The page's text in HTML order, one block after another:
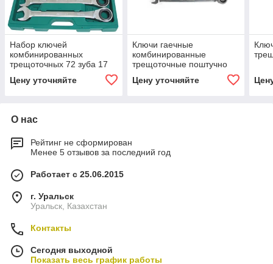
Набор ключей
комбинированных
трещоточных 72 зуба 17
Цену уточняйте
Ключи гаечные
комбинированные
трещоточные поштучно
PROFESSIONAL КВТ Ключ
Цену уточняйте
О нас
Рейтинг не сформирован
Менее 5 отзывов за последний год
Работает с 25.06.2015
г. Уральск
Уральск, Казахстан
Контакты
Сегодня выходной
Показать весь график работы